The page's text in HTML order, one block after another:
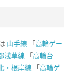
山手線 「高輪ゲー
浅草線 「高輪台
・根岸線 「高輪ゲ